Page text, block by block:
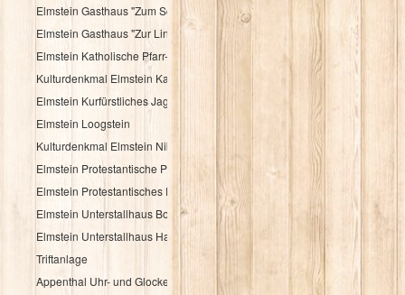
Elmstein Gasthaus "Zum Schloßberg"
Elmstein Gasthaus "Zur Linde"
Elmstein Katholische Pfarr- und Wallfahrtskirche
Kulturdenkmal Elmstein Katholisches Pfarrhaus
Elmstein Kurfürstliches Jagdhaus
Elmstein Loogstein
Kulturdenkmal Elmstein Nibelungenheim
Elmstein Protestantische Pfarrkirche
Elmstein Protestantisches Pfarrhaus
Elmstein Unterstallhaus Bogengasse 1 und 5
Elmstein Unterstallhaus Hauptstraße 35
Triftanlage
Appenthal Uhr- und Glockentürmchen